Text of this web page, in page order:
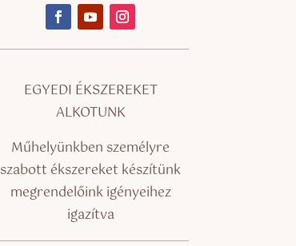
EGYEDI ÉKSZEREKET
ALKOTUNK
Műhelyünkben személyre
szabott ékszereket készítünk
megrendelőink igényeihez
igazítva